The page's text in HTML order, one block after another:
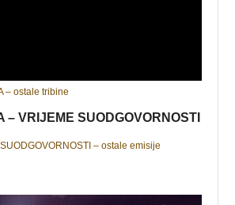
– ostale tribine
– VRIJEME SUODGOVORNOSTI
– ostale emisije